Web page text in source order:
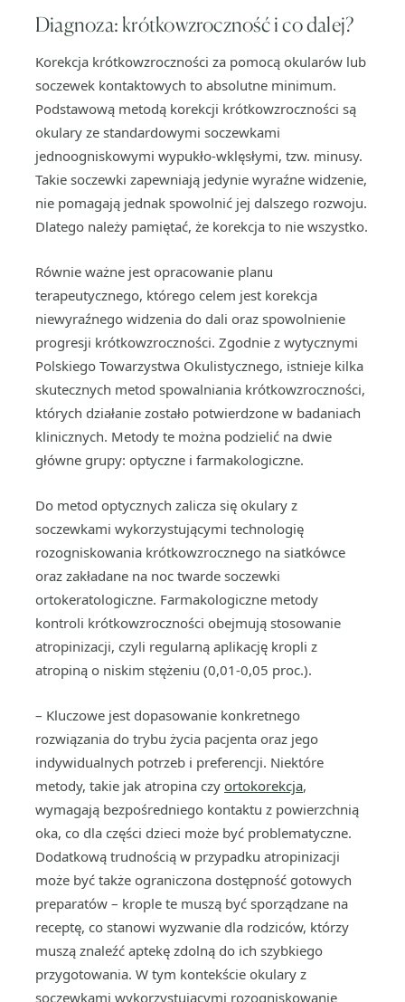
Diagnoza: krótkowzroczność i co dalej?
Korekcja krótkowzroczności za pomocą okularów lub
soczewek kontaktowych to absolutne minimum.
Podstawową metodą korekcji krótkowzroczności są
okulary ze standardowymi soczewkami
jednoogniskowymi wypukło-wklęsłymi, tzw. minusy.
Takie soczewki zapewniają jedynie wyraźne widzenie,
nie pomagają jednak spowolnić jej dalszego rozwoju.
Dlatego należy pamiętać, że korekcja to nie wszystko.
Równie ważne jest opracowanie planu
terapeutycznego, którego celem jest korekcja
niewyraźnego widzenia do dali oraz spowolnienie
progresji krótkowzroczności. Zgodnie z wytycznymi
Polskiego Towarzystwa Okulistycznego, istnieje kilka
skutecznych metod spowalniania krótkowzroczności,
których działanie zostało potwierdzone w badaniach
klinicznych. Metody te można podzielić na dwie
główne grupy: optyczne i farmakologiczne.
Do metod optycznych zalicza się okulary z
soczewkami wykorzystującymi technologię
rozogniskowania krótkowzrocznego na siatkówce
oraz zakładane na noc twarde soczewki
ortokeratologiczne. Farmakologiczne metody
kontroli krótkowzroczności obejmują stosowanie
atropinizacji, czyli regularną aplikację kropli z
atropiną o niskim stężeniu (0,01-0,05 proc.).
– Kluczowe jest dopasowanie konkretnego
rozwiązania do trybu życia pacjenta oraz jego
indywidualnych potrzeb i preferencji. Niektóre
metody, takie jak atropina czy ortokorekcja,
wymagają bezpośredniego kontaktu z powierzchnią
oka, co dla części dzieci może być problematyczne.
Dodatkową trudnością w przypadku atropinizacji
może być także ograniczona dostępność gotowych
preparatów – krople te muszą być sporządzane na
receptę, co stanowi wyzwanie dla rodziców, którzy
muszą znaleźć aptekę zdolną do ich szybkiego
przygotowania. W tym kontekście okulary z
soczewkami wykorzystującymi rozogniskowanie